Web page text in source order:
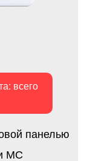
всего
панелью
МС